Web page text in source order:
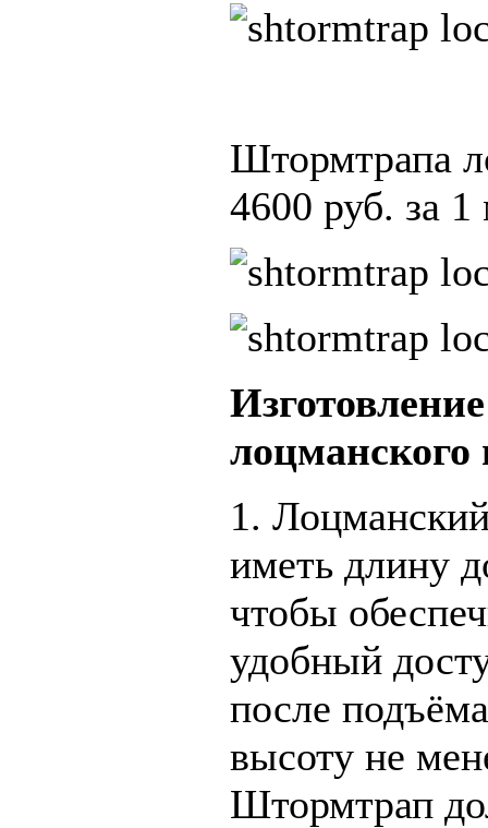
Штормтрапа
4600 руб. за
1.
иметь длину
чтобы
удобный
после
высоту не
Штормтрап